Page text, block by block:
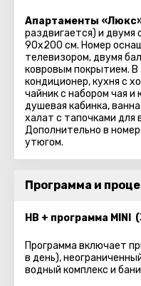
Апартаменты
раздвигается) и двумя
90x200 см. Номер
телевизором, двумя
ковровым покрытием.
кондиционер, кухня с
чайник с набором чая
душевая кабинка,
халат с тапочками для
Дополнительно в
утюгом.
Программа и
HB + программа
Программа включает
в день),
водный комплекс и